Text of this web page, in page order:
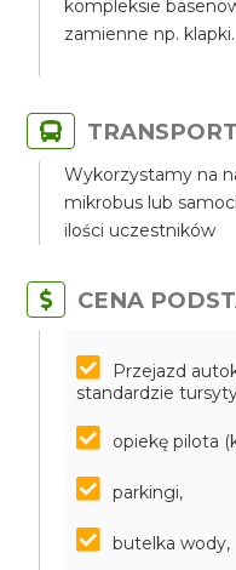
kompleksie
zamienne np. klapki.
TRANSPORT
Wykorzystamy na
mikrobus lub
ilości uczestników
CENA
Przejazd
standardzie
opiekę pilota
parkingi,
butelka wody,